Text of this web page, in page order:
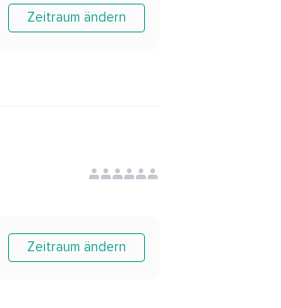
Zeitraum ändern
Zeitraum ändern